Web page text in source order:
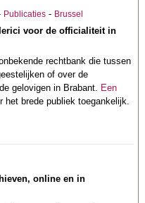
Publicaties - Brussel
voor de officialiteit in
rechtbank die tussen
of over de
gelovigen in Brabant. Een
brede publiek toegankelijk.
online en in